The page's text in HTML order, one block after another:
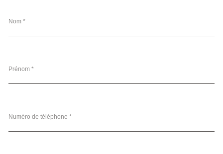
Nom *
Prénom *
Numéro de téléphone *